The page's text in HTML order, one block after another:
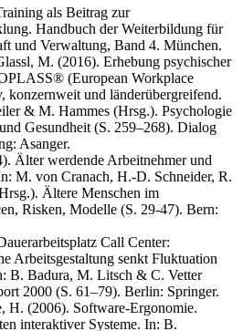
als Beitrag zur
Handbuch der Weiterbildung für
und Verwaltung, Band 4. München.
M. (2016). Erhebung psychischer
(European Workplace
konzernweit und länderübergreifend.
& M. Hammes (Hrsg.). Psychologie
Gesundheit (S. 259–268). Dialog
Asanger.
Älter werdende Arbeitnehmer und
M. von Cranach, H.-D. Schneider, R.
Ältere Menschen im
Risken, Modelle (S. 29-47). Bern:
Call Center:
Arbeitsgestaltung senkt Fluktuation
B. Badura, M. Litsch & C. Vetter
2000 (S. 61–79). Berlin: Springer.
H. (2006). Software-Ergonomie.
interaktiver Systeme. In: B.